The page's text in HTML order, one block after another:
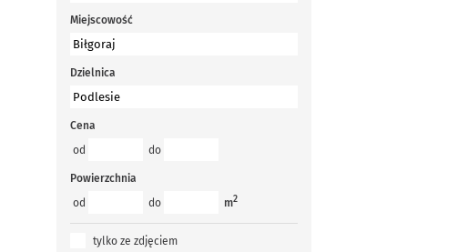
Miejscowość
Dzielnica
Cena
od
do
Powierzchnia
od
do m2
tylko ze zdjęciem